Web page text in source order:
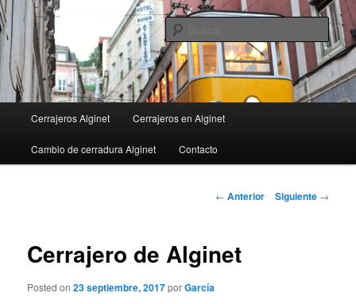
Ir
al
contenido
principal
principal
Cerrajeros Alginet Cerrajeros en Alginet
Cambio de cerradura Alginet Contacto
Navegación
← Anterior Siguiente →
Cerrajero de Alginet
Posted on23 septiembre, 2017porGarcía